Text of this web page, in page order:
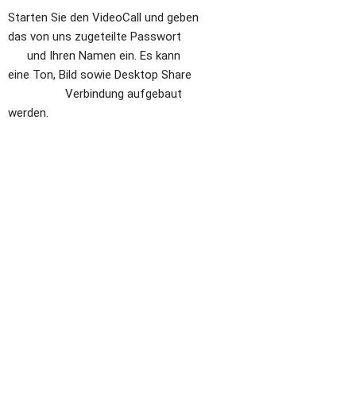
Starten Sie den VideoCall und geben
das von uns zugeteilte Passwort
und Ihren Namen ein. Es kann
eine Ton, Bild sowie Desktop Share
Verbindung aufgebaut
werden.